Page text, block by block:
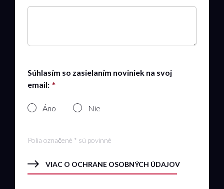
Súhlasím so zasielaním noviniek na svoj
email:
Áno Nie
Polia označené * sú povinné
VIAC O OCHRANE OSOBNÝCH ÚDAJOV